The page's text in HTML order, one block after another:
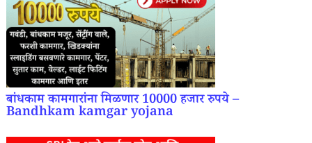
बांधकाम कामगारांना मिळणार 10000 हजार रुपये –
Bandhkam kamgar yojana